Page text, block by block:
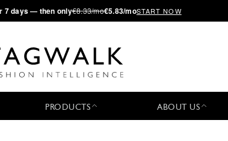
7 days — then only€8.33/mo€5.83/moSTART NOW
PRODUCTS ABOUT US